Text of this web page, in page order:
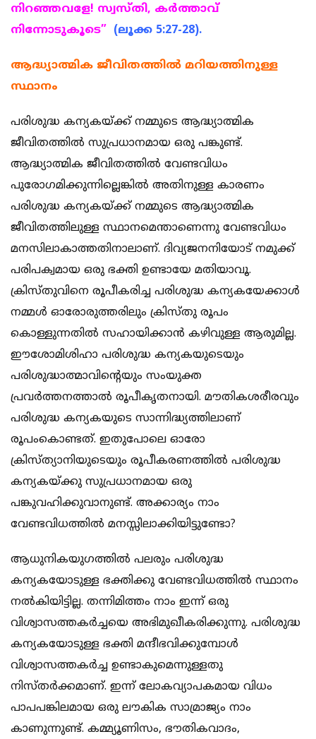
നിറഞ്ഞവളേ! സ്വസ്തി, കര്‍ത്താവ്
നിന്നോടുകൂടെ” (ലൂക്ക 5:27-28).
ആദ്ധ്യാത്മിക ജീവിതത്തില്‍ മറിയത്തിനുള്ള
സ്ഥാനം
പരിശുദ്ധ കന്യകയ്ക്ക് നമ്മുടെ ആദ്ധ്യാത്മിക
ജീവിതത്തില്‍ സുപ്രധാനമായ ഒരു പങ്കുണ്ട്.
ആദ്ധ്യാത്മിക ജീവിതത്തില്‍ വേണ്ടവിധം
പുരോഗമിക്കുന്നില്ലെങ്കില്‍ അതിനുള്ള കാരണം
പരിശുദ്ധ കന്യകയ്ക്ക് നമ്മുടെ ആദ്ധ്യാത്മിക
ജീവിതത്തിലുള്ള സ്ഥാനമെന്താണെന്നു വേണ്ടവിധം
മനസിലാകാത്തതിനാലാണ്. ദിവ്യജനനിയോട് നമുക്ക്
പരിപക്വമായ ഒരു ഭക്തി ഉണ്ടായേ മതിയാവൂ.
ക്രിസ്തുവിനെ രൂപീകരിച്ച പരിശുദ്ധ കന്യകയേക്കാള്‍
നമ്മള്‍ ഓരോരുത്തരിലും ക്രിസ്തു രൂപം
കൊള്ളുന്നതില്‍ സഹായിക്കാന്‍ കഴിവുള്ള ആരുമില്ല.
ഈശോമിശിഹാ പരിശുദ്ധ കന്യകയുടെയും
പരിശുദ്ധാത്മാവിന്റെയും സംയുക്ത
പ്രവര്‍ത്തനത്താല്‍ രൂപീകൃതനായി. മൗതികശരീരവും
പരിശുദ്ധ കന്യകയുടെ സാന്നിദ്ധ്യത്തിലാണ്
രൂപംകൊണ്ടത്. ഇതുപോലെ ഓരോ
ക്രിസ്ത്യാനിയുടെയും രൂപീകരണത്തില്‍ പരിശുദ്ധ
കന്യകയ്ക്കു സുപ്രധാനമായ ഒരു
പങ്കുവഹിക്കുവാനുണ്ട്. അക്കാര്യം നാം
വേണ്ടവിധത്തില്‍ മനസ്സിലാക്കിയിട്ടുണ്ടോ?
ആധുനികയുഗത്തില്‍ പലരും പരിശുദ്ധ
കന്യകയോടുള്ള ഭക്തിക്കു വേണ്ടവിധത്തില്‍ സ്ഥാനം
നല്‍കിയിട്ടില്ല. തന്നിമിത്തം നാം ഇന്ന് ഒരു
വിശ്വാസത്തകര്‍ച്ചയെ അഭിമുഖീകരിക്കുന്നു. പരിശുദ്ധ
കന്യകയോടുള്ള ഭക്തി മന്ദീഭവിക്കുമ്പോള്‍
വിശ്വാസത്തകര്‍ച്ച ഉണ്ടാകുമെന്നുള്ളതു
നിസ്തര്‍ക്കമാണ്. ഇന്ന് ലോകവ്യാപകമായ വിധം
പാപപങ്കിലമായ ഒരു ലൗകിക സാമ്രാജ്യം നാം
കാണുന്നുണ്ട്. കമ്മ്യൂണിസം, ഭൗതികവാദം,